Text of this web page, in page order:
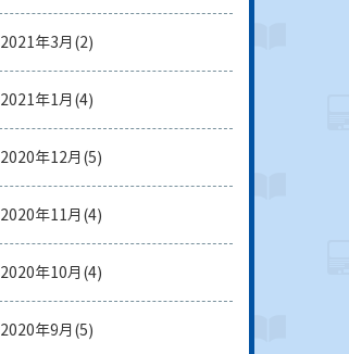
2021年3月 (2)
2021年1月 (4)
2020年12月 (5)
2020年11月 (4)
2020年10月 (4)
2020年9月 (5)